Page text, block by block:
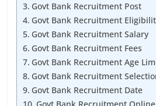
Govt Bank Recruitment Post
Govt Bank Recruitment
Govt Bank Recruitment Salary
Govt Bank Recruitment Fees
Govt Bank Recruitment Age
Govt Bank Recruitment
Govt Bank Recruitment Date